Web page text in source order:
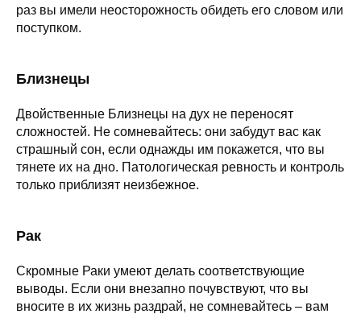
раз вы имели неосторожность обидеть его словом или
поступком.
Близнецы
Двойственные Близнецы на дух не переносят
сложностей. Не сомневайтесь: они забудут вас как
страшный сон, если однажды им покажется, что вы
тянете их на дно. Патологическая ревность и контроль
только приблизят неизбежное.
Рак
Скромные Раки умеют делать соответствующие
выводы. Если они внезапно почувствуют, что вы
вносите в их жизнь раздрай, не сомневайтесь – вам